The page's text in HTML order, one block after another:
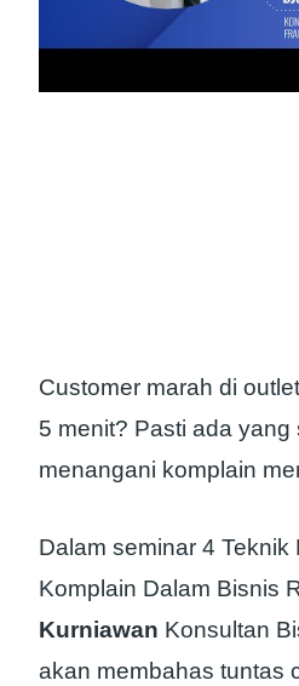
Customer marah di
5 menit? Pasti ada
menangani komplain
Dalam seminar 4 Teknik
Komplain Dalam Bisnis
Kurniawan Konsultan
akan membahas tuntas